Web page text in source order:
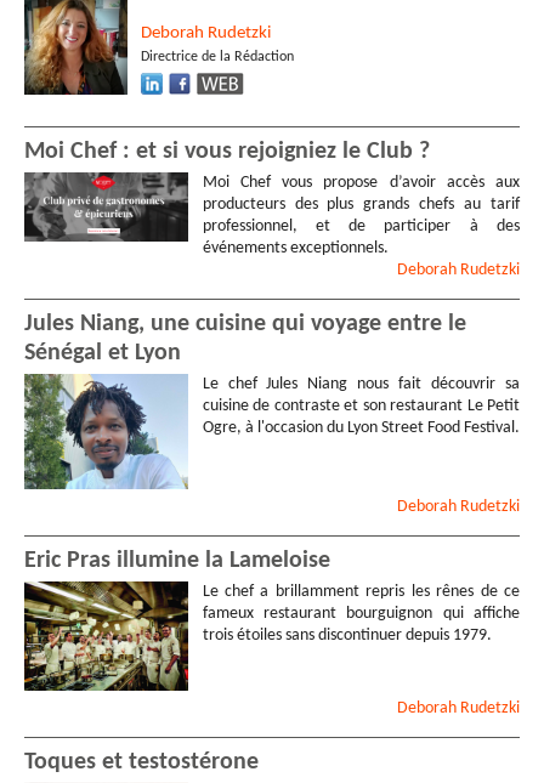
Deborah Rudetzki
Directrice de la Rédaction
Moi Chef : et si vous rejoigniez le Club ?
Moi Chef vous propose d’avoir accès aux
producteurs des plus grands chefs au tarif
professionnel, et de participer à des
événements exceptionnels.
Deborah Rudetzki
Jules Niang, une cuisine qui voyage entre le
Sénégal et Lyon
Le chef Jules Niang nous fait découvrir sa
cuisine de contraste et son restaurant Le Petit
Ogre, à l'occasion du Lyon Street Food Festival.
Deborah Rudetzki
Eric Pras illumine la Lameloise
Le chef a brillamment repris les rênes de ce
fameux restaurant bourguignon qui affiche
trois étoiles sans discontinuer depuis 1979.
Deborah Rudetzki
Toques et testostérone